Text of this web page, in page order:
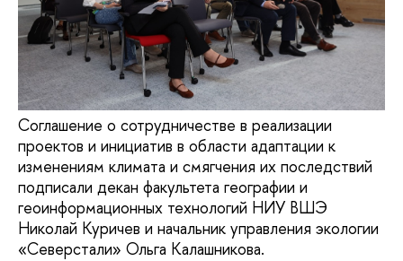
Соглашение о сотрудничестве в реализации
проектов и инициатив в области адаптации к
изменениям климата и смягчения их последствий
подписали декан факультета географии и
геоинформационных технологий НИУ ВШЭ
Николай Куричев и начальник управления экологии
«Северстали» Ольга Калашникова.